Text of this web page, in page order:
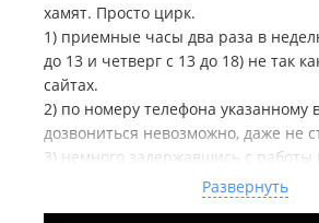
хамят. Просто цирк.
1) приемные часы два раза в
до 13 и четверг с 13 до 18) не так
сайтах.
2) по номеру телефона указанному
дозвониться невозможно, даже не
3) немного задержавшись с работы
приемные часы отказались
вопросов (на которые ушло бы
Развернуть